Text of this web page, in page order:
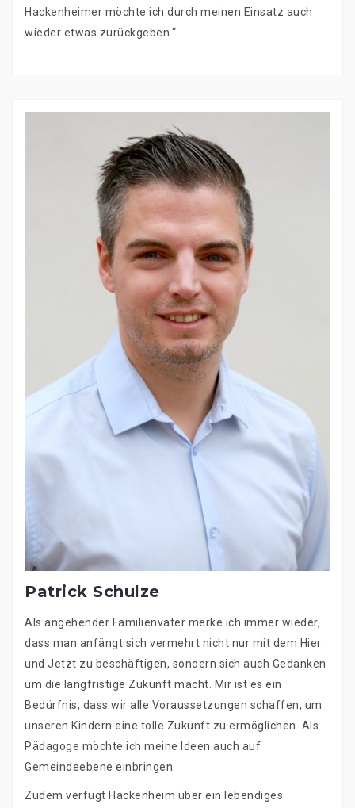
Hackenheimer möchte ich durch meinen Einsatz auch
wieder etwas zurückgeben.“
Patrick Schulze
Als angehender Familienvater merke ich immer wieder,
dass man anfängt sich vermehrt nicht nur mit dem Hier
und Jetzt zu beschäftigen, sondern sich auch Gedanken
um die langfristige Zukunft macht. Mir ist es ein
Bedürfnis, dass wir alle Voraussetzungen schaffen, um
unseren Kindern eine tolle Zukunft zu ermöglichen. Als
Pädagoge möchte ich meine Ideen auch auf
Gemeindeebene einbringen.
Zudem verfügt Hackenheim über ein lebendiges